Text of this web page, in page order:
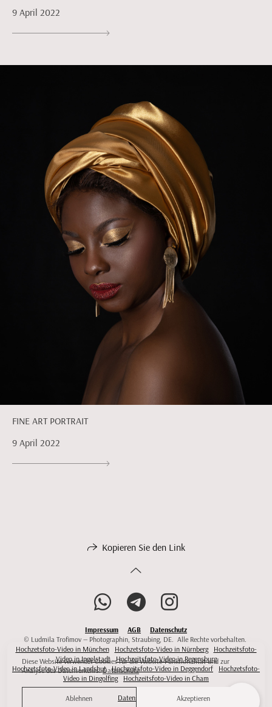
9 April 2022
FINE ART PORTRAIT
9 April 2022
Kopieren Sie den Link
Impressum AGB
Datenschutz
© Ludmila Trofimov — Photographin, Straubing, DE. Alle Rechte vorbehalten.
Hochzetsfoto-Video in München
Hochzetsfoto-Video in Nürnberg
Hochzeitsfoto-
Video in Ingolstadt Hochzeitsfoto-Video in Regensburg
Hochzetsfoto-Video in Landshut Hochzeitsfoto-Video in Deggendorf
Hochzetsfoto-
Video in Dingolfing
Hochzeitsfoto-Video in Cham
Datenschutz
Diese Website verwendet Cookies für die Website-Funktionalität und zur
Analyse des Datenverkehrs.Datenschutz
Ablehnen Akzeptieren